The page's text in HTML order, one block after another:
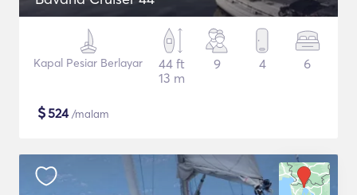
Kapal Pesiar Berlayar
44 ft
13 m
9 4 6
$524/malam